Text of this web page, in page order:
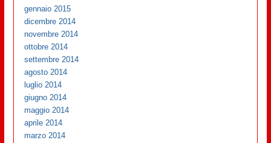
gennaio 2015
dicembre 2014
novembre 2014
ottobre 2014
settembre 2014
agosto 2014
luglio 2014
giugno 2014
maggio 2014
aprile 2014
marzo 2014